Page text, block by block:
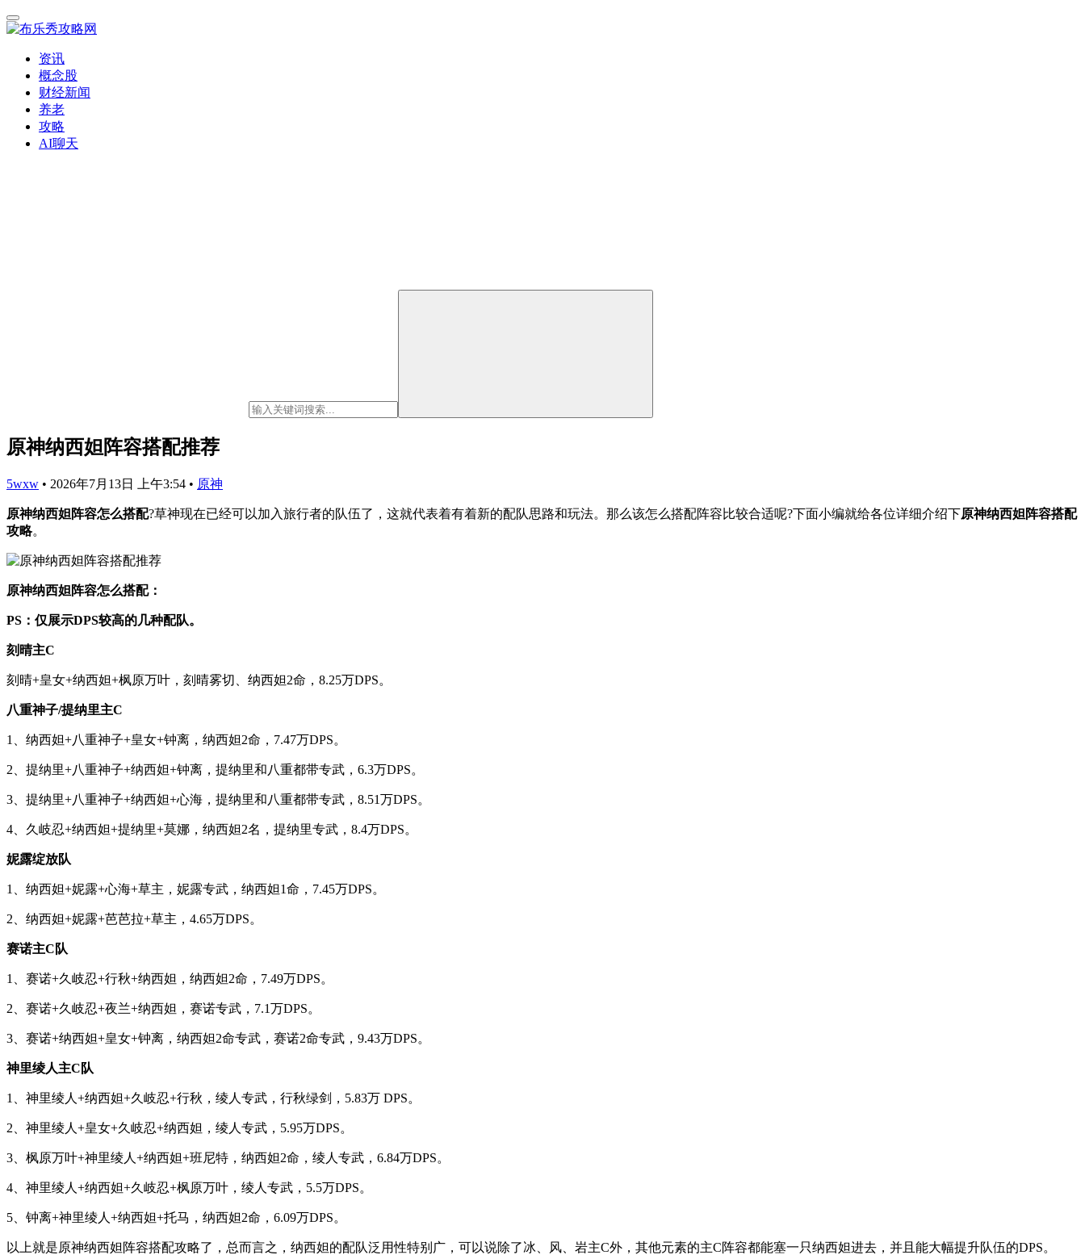
资讯
概念股
财经新闻
养老
攻略
AI聊天
原神纳西妲阵容搭配推荐
5wxw • 2026年7月13日 上午3:54 • 原神
原神纳西妲阵容怎么搭配?草神现在已经可以加入旅行者的队伍了，这就代表着有着新的配队思路和玩法。那么该怎么搭配阵容比较合适呢?下面小编就给各位详细介绍下原神纳西妲阵容搭配
攻略。
原神纳西妲阵容怎么搭配：
PS：仅展示DPS较高的几种配队。
刻晴主C
刻晴+皇女+纳西妲+枫原万叶，刻晴雾切、纳西妲2命，8.25万DPS。
八重神子/提纳里主C
1、纳西妲+八重神子+皇女+钟离，纳西妲2命，7.47万DPS。
2、提纳里+八重神子+纳西妲+钟离，提纳里和八重都带专武，6.3万DPS。
3、提纳里+八重神子+纳西妲+心海，提纳里和八重都带专武，8.51万DPS。
4、久岐忍+纳西妲+提纳里+莫娜，纳西妲2名，提纳里专武，8.4万DPS。
妮露绽放队
1、纳西妲+妮露+心海+草主，妮露专武，纳西妲1命，7.45万DPS。
2、纳西妲+妮露+芭芭拉+草主，4.65万DPS。
赛诺主C队
1、赛诺+久岐忍+行秋+纳西妲，纳西妲2命，7.49万DPS。
2、赛诺+久岐忍+夜兰+纳西妲，赛诺专武，7.1万DPS。
3、赛诺+纳西妲+皇女+钟离，纳西妲2命专武，赛诺2命专武，9.43万DPS。
神里绫人主C队
1、神里绫人+纳西妲+久岐忍+行秋，绫人专武，行秋绿剑，5.83万 DPS。
2、神里绫人+皇女+久岐忍+纳西妲，绫人专武，5.95万DPS。
3、枫原万叶+神里绫人+纳西妲+班尼特，纳西妲2命，绫人专武，6.84万DPS。
4、神里绫人+纳西妲+久岐忍+枫原万叶，绫人专武，5.5万DPS。
5、钟离+神里绫人+纳西妲+托马，纳西妲2命，6.09万DPS。
以上就是原神纳西妲阵容搭配攻略了，总而言之，纳西妲的配队泛用性特别广，可以说除了冰、风、岩主C外，其他元素的主C阵容都能塞一只纳西妲进去，并且能大幅提升队伍的DPS。